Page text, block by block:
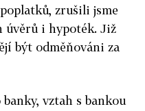
zrušili jsme
úvěrů i hypoték. Již
být odměňováni za
vztah s bankou